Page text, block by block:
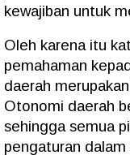
kewajiban untuk
Oleh karena itu
pemahaman
daerah
Otonomi daerah
sehingga semua
pengaturan